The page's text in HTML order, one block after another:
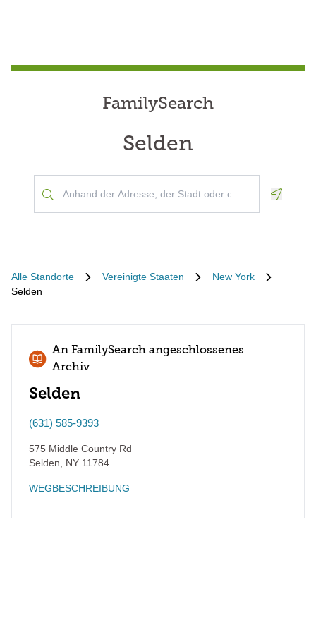
FamilySearch
Selden
Alle Standorte Vereinigte Staaten
New York
Selden
An FamilySearch angeschlossenes
Archiv
Selden
(631) 585-9393
575 Middle Country Rd
Selden
NY 11784
WEGBESCHREIBUNG